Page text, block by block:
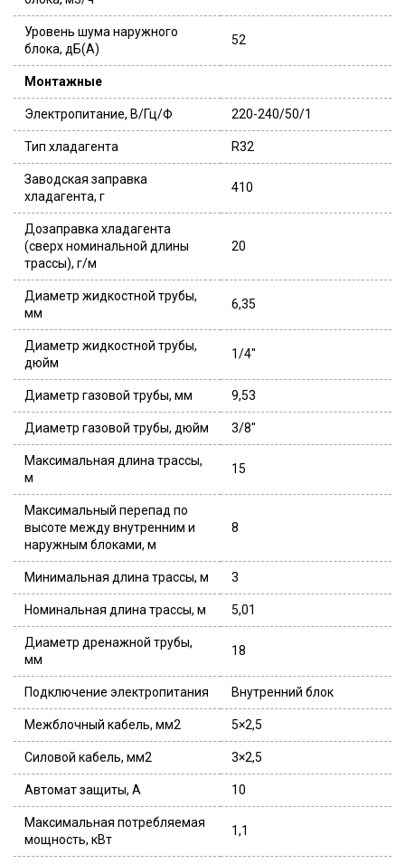
Уровень шума наружного
блока, дБ(А)
52
Монтажные
Электропитание, В/Гц/Ф 220-240/50/1
Тип хладагента R32
Заводская заправка
хладагента, г
410
Дозаправка хладагента
(сверх номинальной длины
трассы), г/м
20
Диаметр жидкостной трубы,
мм
6,35
Диаметр жидкостной трубы,
дюйм
1/4″
Диаметр газовой трубы, мм 9,53
Диаметр газовой трубы, дюйм 3/8″
Максимальная длина трассы,
м
15
Максимальный перепад по
высоте между внутренним и
наружным блоками, м
8
Минимальная длина трассы, м 3
Номинальная длина трассы, м 5,01
Диаметр дренажной трубы,
мм
18
Подключение электропитания Внутренний блок
Межблочный кабель, мм2 5×2,5
Силовой кабель, мм2 3×2,5
Автомат защиты, А 10
Максимальная потребляемая
мощность, кВт
1,1